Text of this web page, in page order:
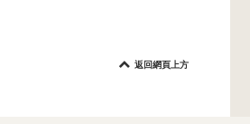
返回網頁上方